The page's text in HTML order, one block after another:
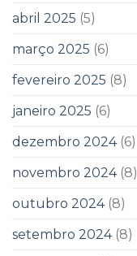
abril 2025 (5)
março 2025 (6)
fevereiro 2025 (8)
janeiro 2025 (6)
dezembro 2024(6)
novembro 2024(8)
outubro 2024(8)
setembro 2024(8)